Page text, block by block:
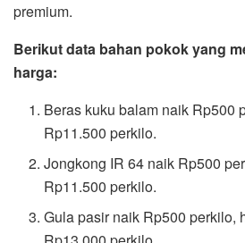
premium.
Berikut data bahan pokok yang
harga:
Beras kuku balam naik Rp500
Rp11.500 perkilo.
Jongkong IR 64 naik Rp500
Rp11.500 perkilo.
Gula pasir naik Rp500 perkilo,